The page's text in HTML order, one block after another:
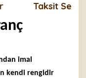
Taksit
imal
kendi rengidir